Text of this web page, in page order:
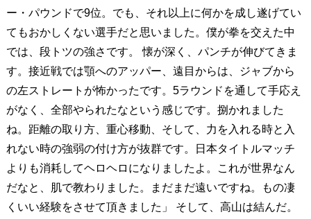
ー・パウンドで9位。でも、それ以上に何かを成し遂げてい
てもおかしくない選手だと思いました。僕が拳を交えた中
では、段トツの強さです。 懐が深く、パンチが伸びてきま
す。接近戦では顎へのアッパー、遠目からは、ジャブから
の左ストレートが怖かったです。5ラウンドを通して手応え
がなく、全部やられたなという感じです。捌かれました
ね。距離の取り方、重心移動、そして、力を入れる時と入
れない時の強弱の付け方が抜群です。日本タイトルマッチ
よりも消耗してヘロヘロになりましたよ。これが世界なん
だなと、肌で教わりました。まだまだ遠いですね。もの凄
くいい経験をさせて頂きました」 そして、高山は結んだ。